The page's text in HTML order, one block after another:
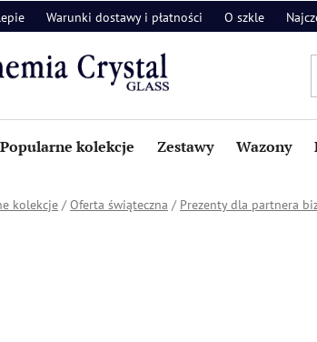
Warunki dostawy i płatności O szkle
Popularne kolekcje Zestawy Wazony
kolekcje / Oferta świąteczna / Prezenty dla partnera